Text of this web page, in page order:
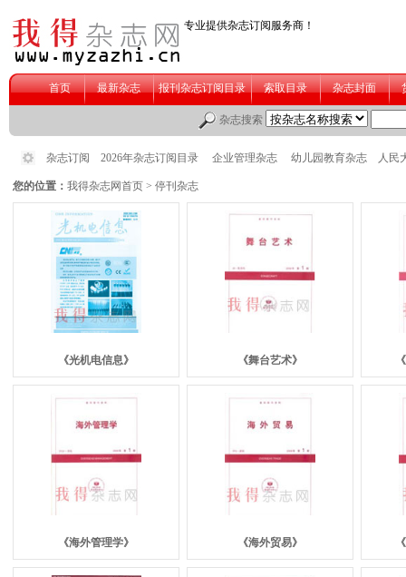
您的位置： 我得杂志网首页 > 停
《光机电信息》 《舞台艺术》 《
《海外管理学》 《海外贸易》 《